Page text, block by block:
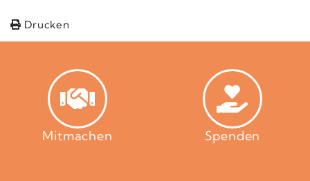
Drucken
Mitmachen Spenden